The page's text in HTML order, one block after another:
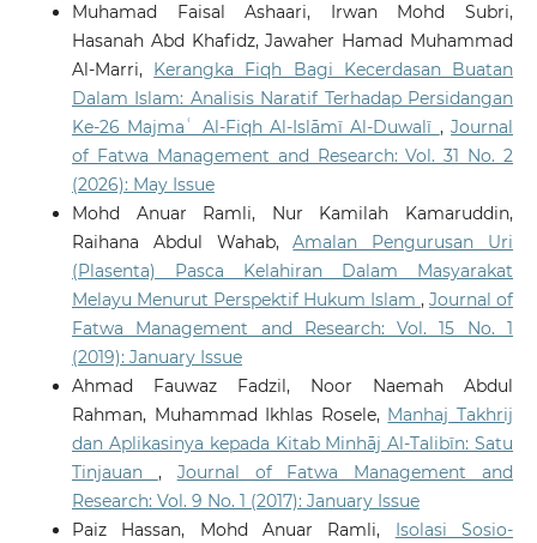
Muhamad Faisal Ashaari, Irwan Mohd Subri,
Hasanah Abd Khafidz, Jawaher Hamad Muhammad
Al-Marri, Kerangka Fiqh Bagi Kecerdasan Buatan
Dalam Islam: Analisis Naratif Terhadap Persidangan
Ke-26 Majmaʿ Al-Fiqh Al-Islāmī Al-Duwalī ,Journal
of Fatwa Management and Research: Vol. 31 No. 2
(2026): May Issue
Mohd Anuar Ramli, Nur Kamilah Kamaruddin,
Raihana Abdul Wahab,Amalan Pengurusan Uri
(Plasenta) Pasca Kelahiran Dalam Masyarakat
Melayu Menurut Perspektif Hukum Islam,Journal of
Fatwa Management and Research: Vol. 15 No. 1
(2019): January Issue
Ahmad Fauwaz Fadzil, Noor Naemah Abdul
Rahman, Muhammad Ikhlas Rosele, Manhaj Takhrij
dan Aplikasinya kepada Kitab Minhāj Al-Talibīn: Satu
Tinjauan , Journal of Fatwa Management and
Research: Vol. 9 No. 1 (2017): January Issue
Paiz Hassan, Mohd Anuar Ramli, Isolasi Sosio-